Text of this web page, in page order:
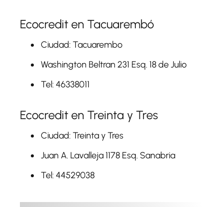
Ecocredit en Tacuarembó
Ciudad: Tacuarembo
Washington Beltran 231 Esq. 18 de Julio
Tel: 46338011
Ecocredit en Treinta y Tres
Ciudad: Treinta y Tres
Juan A. Lavalleja 1178 Esq. Sanabria
Tel: 44529038